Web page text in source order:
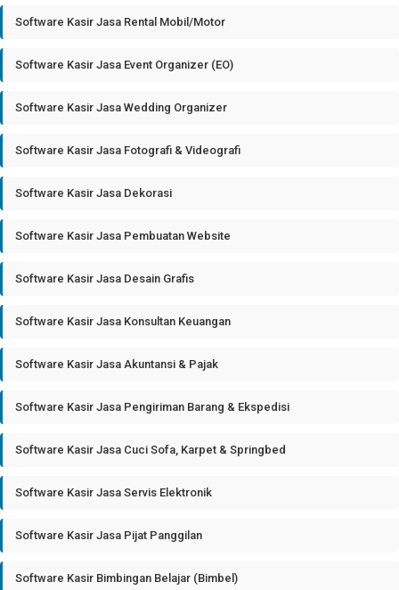
Software Kasir Jasa Rental Mobil/Motor
Software Kasir Jasa Event Organizer (EO)
Software Kasir Jasa Wedding Organizer
Software Kasir Jasa Fotografi & Videografi
Software Kasir Jasa Dekorasi
Software Kasir Jasa Pembuatan Website
Software Kasir Jasa Desain Grafis
Software Kasir Jasa Konsultan Keuangan
Software Kasir Jasa Akuntansi & Pajak
Software Kasir Jasa Pengiriman Barang & Ekspedisi
Software Kasir Jasa Cuci Sofa, Karpet & Springbed
Software Kasir Jasa Servis Elektronik
Software Kasir Jasa Pijat Panggilan
Software Kasir Bimbingan Belajar (Bimbel)